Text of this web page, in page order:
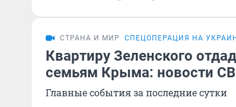
СТРАНА И МИР СПЕЦОПЕРАЦИЯ НА
Квартиру Зеленского
семьям Крыма: новости
Главные события за последние сутки